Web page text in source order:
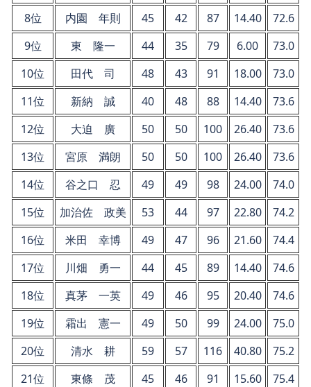
8位
内園 年則 45 42 87 14.40
72.6
9位
東 隆一 44 35 79 6.00
73.0
10位
田代 司 48 43 91 18.00
73.0
11位
新納 誠 40 48 88 14.40
73.6
12位
大迫 廣 50 50 100 26.40
73.6
13位
宮原 満朗 50 50 100 26.40
73.6
14位
谷之口 忍 49 49 98 24.00
74.0
15位
加治佐 政美 53 44 97 22.80
74.2
16位
米田 幸博 49 47 96 21.60
74.4
17位
川畑 勇一 44 45 89 14.40
74.6
18位
真茅 一英 49 46 95 20.40
74.6
19位
霜出 憲一 49 50 99 24.00
75.0
20位
清水 耕 59 57 116 40.80
75.2
21位
東條 茂 45 46 91 15.60
75.4